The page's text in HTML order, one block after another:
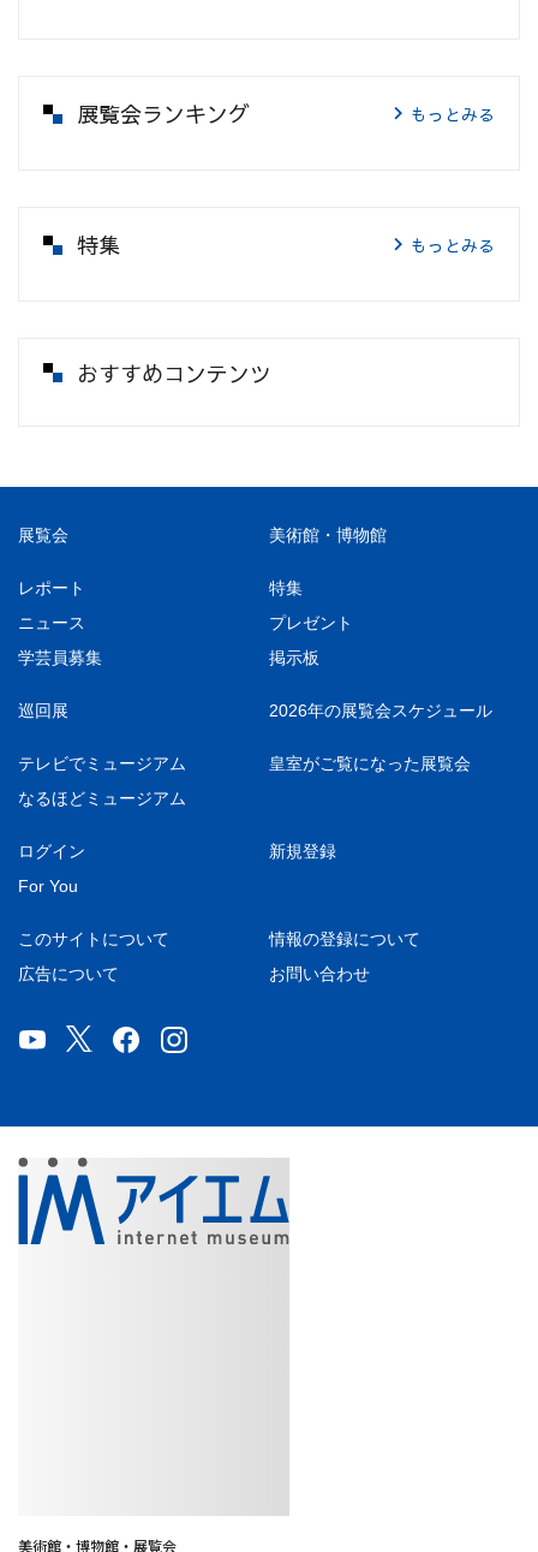
展覧会ランキング もっとみる
特集 もっとみる
おすすめコンテンツ
展覧会 美術館・博物館
レポート
特集
ニュース
プレゼント
学芸員募集
掲示板
巡回展 2026年の展覧会スケジュール
テレビでミュージアム
皇室がご覧になった展覧会
なるほどミュージアム
ログイン
新規登録
For You
このサイトについて
情報の登録について
広告について
お問い合わせ
美術館・博物館・展覧会